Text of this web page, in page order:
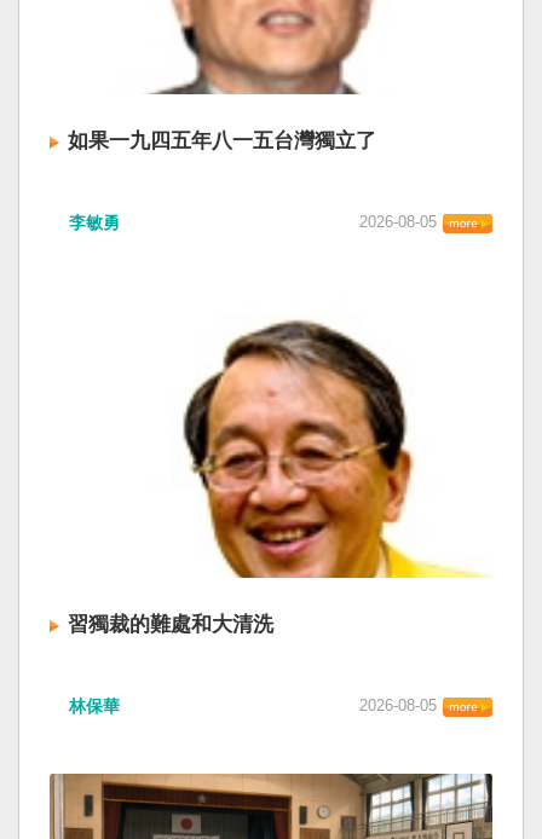
如果一九四五年八一五台灣獨立了
李敏勇 2026-08-05
習獨裁的難處和大清洗
林保華 2026-08-05